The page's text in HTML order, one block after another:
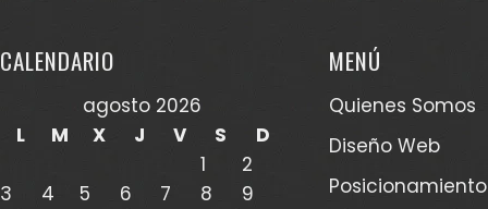
CALENDARIO
agosto 2026
L
M X J V S
D
1
2
3
4 5 6 7 8
9
MENÚ
Quienes Somos
Diseño Web
Posicionamiento